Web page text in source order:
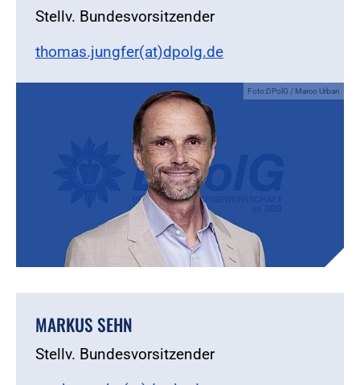
Stellv. Bundesvorsitzender
thomas.jungfer(at)dpolg.de
Foto:DPolG / Marco Urban
MARKUS SEHN
Stellv. Bundesvorsitzender